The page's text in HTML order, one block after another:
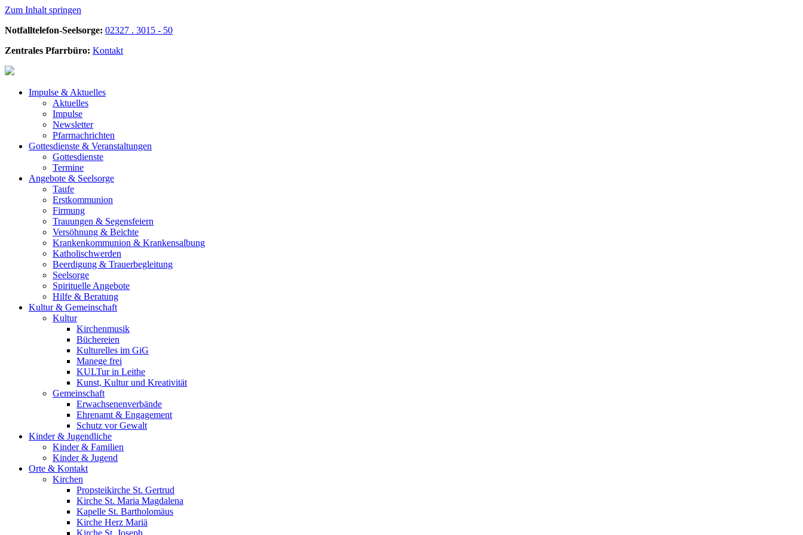
Zum Inhalt springen
Notfalltelefon-Seelsorge: 02327 . 3015 - 50
Zentrales Pfarrbüro: Kontakt
Impulse & Aktuelles
Aktuelles
Impulse
Newsletter
Pfarrnachrichten
Gottesdienste & Veranstaltungen
Gottesdienste
Termine
Angebote & Seelsorge
Taufe
Erstkommunion
Firmung
Trauungen & Segensfeiern
Versöhnung & Beichte
Krankenkommunion & Krankensalbung
Katholischwerden
Beerdigung & Trauerbegleitung
Seelsorge
Spirituelle Angebote
Hilfe & Beratung
Kultur & Gemeinschaft
Kultur
Kirchenmusik
Büchereien
Kulturelles im GiG
Manege frei
KULTur in Leithe
Kunst, Kultur und Kreativität
Gemeinschaft
Erwachsenenverbände
Ehrenamt & Engagement
Schutz vor Gewalt
Kinder & Jugendliche
Kinder & Familien
Kinder & Jugend
Orte & Kontakt
Kirchen
Propsteikirche St. Gertrud
Kirche St. Maria Magdalena
Kapelle St. Bartholomäus
Kirche Herz Mariä
Kirche St. Joseph